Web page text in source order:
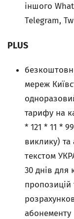
іншого
Telegram,
PLUS
мереж
тарифу на
* 121 * 11 *
виклику) та
текстом
30 днів для
абонементу